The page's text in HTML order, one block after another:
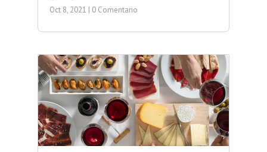
Oct 8, 2021 | 0 Comentario